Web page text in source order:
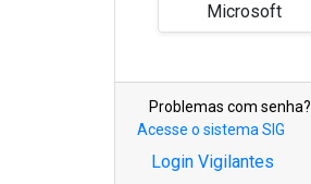
Microsoft
Problemas com senha?
Acesse o sistema SIG
Login Vigilantes